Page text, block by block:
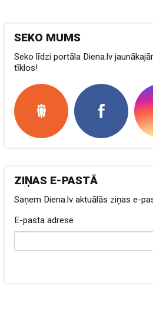
SEKO MUMS
Seko līdzi portāla Diena.lv
tīklos!
ZIŅAS E-PASTĀ
Saņem Diena.lv aktuālās ziņas e-
E-pasta adrese